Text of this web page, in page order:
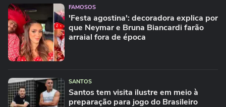
FAMOSOS
'Festa agostina': decoradora explica por
que Neymar e Bruna Biancardi farão
arraial fora de época
SANTOS
Santos tem visita ilustre em meio à
preparação para jogo do Brasileiro